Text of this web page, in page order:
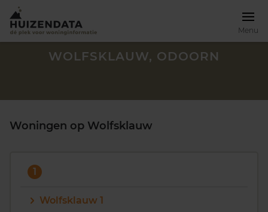
Menu
WOLFSKLAUW, ODOORN
Woningen op Wolfsklauw
1
Wolfsklauw 1